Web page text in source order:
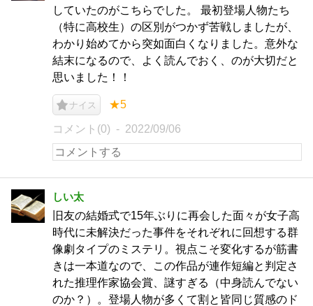
していたのがこちらでした。 最初登場人物たち
（特に高校生）の区別がつかず苦戦しましたが、
わかり始めてから突如面白くなりました。意外な
結末になるので、よく読んでおく、のが大切だと
思いました！！
ナイス ★5
コメント(0) 2022/09/06
しい太
旧友の結婚式で15年ぶりに再会した面々が女子高
時代に未解決だった事件をそれぞれに回想する群
像劇タイプのミステリ。視点こそ変化するが筋書
きは一本道なので、この作品が連作短編と判定さ
れた推理作家協会賞、謎すぎる（中身読んでない
のか？）。登場人物が多くて割と皆同じ質感のド